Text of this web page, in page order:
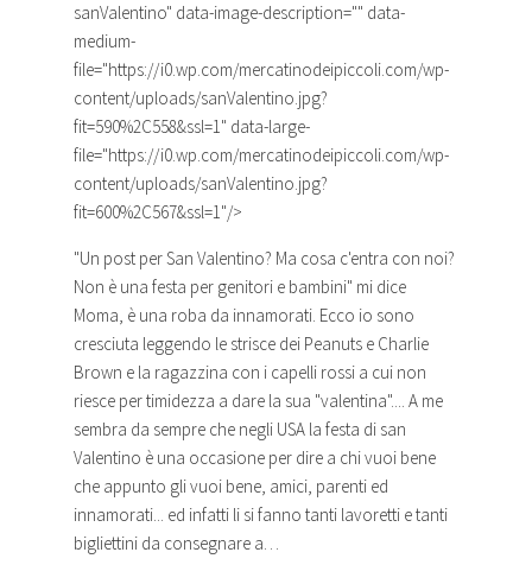
sanValentino" data-image-description="" data-
medium-
file="https://i0.wp.com/mercatinodeipiccoli.com/wp-
content/uploads/sanValentino.jpg?
fit=590%2C558&ssl=1" data-large-
file="https://i0.wp.com/mercatinodeipiccoli.com/wp-
content/uploads/sanValentino.jpg?
fit=600%2C567&ssl=1"/>
"Un post per San Valentino? Ma cosa c'entra con noi?
Non è una festa per genitori e bambini" mi dice
Moma, è una roba da innamorati. Ecco io sono
cresciuta leggendo le strisce dei Peanuts e Charlie
Brown e la ragazzina con i capelli rossi a cui non
riesce per timidezza a dare la sua "valentina".... A me
sembra da sempre che negli USA la festa di san
Valentino è una occasione per dire a chi vuoi bene
che appunto gli vuoi bene, amici, parenti ed
innamorati... ed infatti li si fanno tanti lavoretti e tanti
bigliettini da consegnare a…